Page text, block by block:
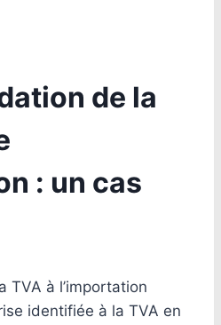
de la
: un cas
TVA à l’importation
identifiée à la TVA en